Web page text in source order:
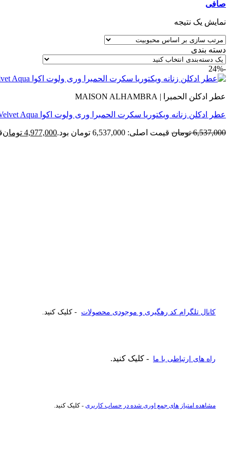
صافی
نمایش یک نتیجه
دسته بندی
-24%
عطر ادکلن الحمبرا | MAISON ALHAMBRA
عطر ادکلن زنانه ویکتوریا سکرت الحمبرا وری ولوت اکوا Alhambra Very Velvet Aqua
6,537,000 تومان قیمت اصلی: 6,537,000 تومان بود. 4,977,000 تومان
کانال تلگرام کد رهگیری و موجودی محصولات - کلیک کنید.
راه های ارتباطی با ما - کلیک کنید.
مشاهده امتیاز های جمع اوری شده در حساب کاربری - کلیک کنید.